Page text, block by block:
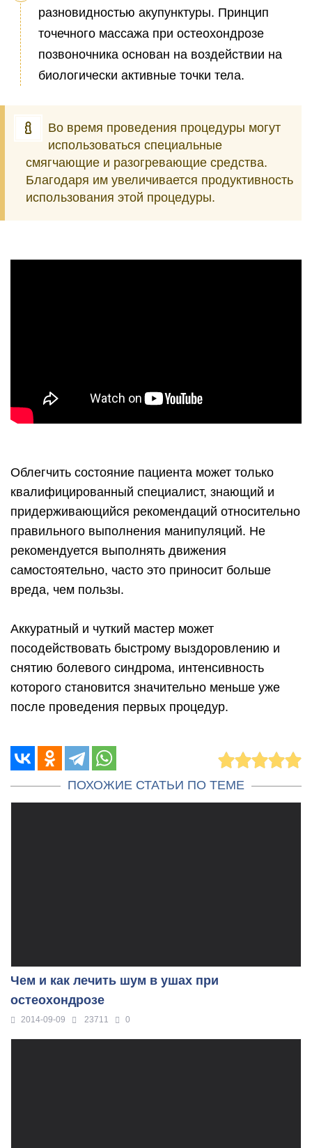
разновидностью акупунктуры. Принцип
точечного массажа при остеохондрозе
позвоночника основан на воздействии на
биологически активные точки тела.
Во время проведения процедуры могут
использоваться специальные
смягчающие и разогревающие средства.
Благодаря им увеличивается продуктивность
использования этой процедуры.
Облегчить состояние пациента может только
квалифицированный специалист, знающий и
придерживающийся рекомендаций относительно
правильного выполнения манипуляций. Не
рекомендуется выполнять движения
самостоятельно, часто это приносит больше
вреда, чем пользы.
Аккуратный и чуткий мастер может
посодействовать быстрому выздоровлению и
снятию болевого синдрома, интенсивность
которого становится значительно меньше уже
после проведения первых процедур.
ПОХОЖИЕ СТАТЬИ ПО ТЕМЕ
Чем и как лечить шум в ушах при
остеохондрозе
2014-09-09 23711 0